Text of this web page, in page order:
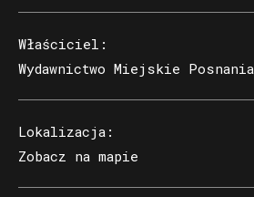
Właściciel :
Wydawnictwo Miejskie Posnania
Lokalizacja :
Zobacz na mapie